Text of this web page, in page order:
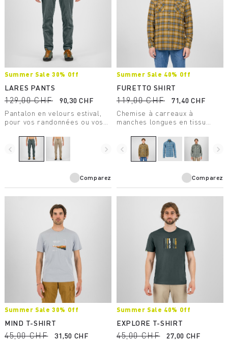
Summer Sale 30% Off
LARES PANTS
129,00 CHF
90,30 CHF
Pantalon en velours estival,
pour vos randonnées ou vos
navigate_before navigate_next
Comparez
Summer Sale 40% Off
FURETTO SHIRT
119,00 CHF
71,40 CHF
Chemise à carreaux à
manches longues en tissu
navigate_before navigate_next
Comparez
Summer Sale 30% Off
MIND T-SHIRT
45,00 CHF
31,50 CHF
Summer Sale 40% Off
EXPLORE T-SHIRT
45,00 CHF
27,00 CHF